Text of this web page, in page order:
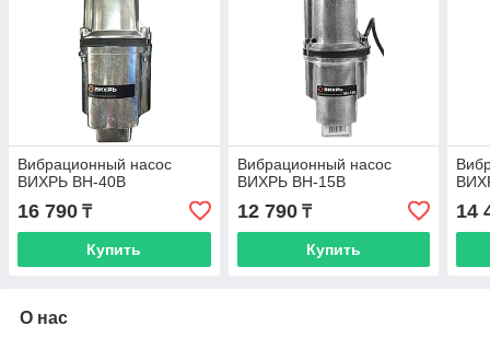
Вибрационный насос
ВИХРЬ ВН-40В
16 790 ₸
Купить
Вибрационный насос
ВИХРЬ ВН-15В
12 790₸
Купить
14
О нас